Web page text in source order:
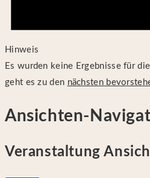
Hinweis
Es wurden keine Ergebnisse für
geht es zu den nächsten
Ansichten-
Veranstaltung